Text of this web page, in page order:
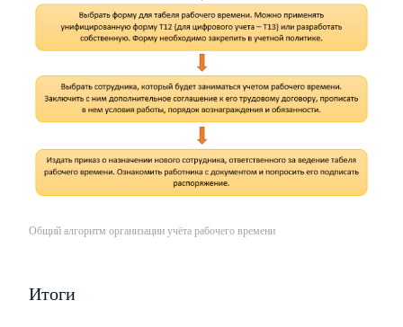
Общий алгоритм организации учёта рабочего времени
Итоги